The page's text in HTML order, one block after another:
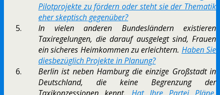
Pilotprojekte zu fördern oder steht sie der Thematik
eher skeptisch gegenüber?
In vielen anderen Bundesländern existieren
Taxiregelungen, die darauf ausgelegt sind, Frauen
ein sicheres Heimkommen zu erleichtern. Haben Sie
diesbezüglich Projekte in Planung?
Berlin ist neben Hamburg die einzige Großstadt in
Deutschland, die keine Begrenzung der